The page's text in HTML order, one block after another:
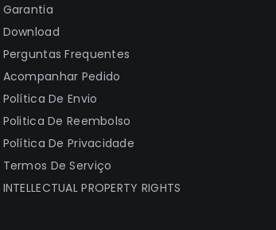
Garantia
Download
Perguntas Frequentes
Acompanhar Pedido
Política De Envio
Politica De Reembolso
Política De Privacidade
Termos De Serviço
INTELLECTUAL PROPERTY RIGHTS